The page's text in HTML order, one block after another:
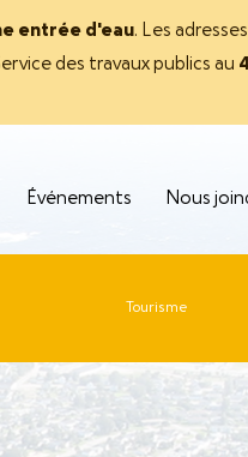
entrée d'eau. Les
des travaux publics au
Événements Nous
Tourisme